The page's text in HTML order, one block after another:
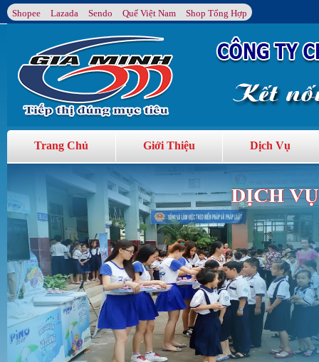
Shopee Lazada Sendo Quế Việt Nam Shop Tổng Hợp
Trang Chủ Giới Thiệu Dịch Vụ